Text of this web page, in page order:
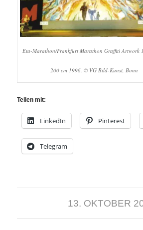
Eta-Marathon/Frankfurt Marathon Graffiti Artwork
200 cm 1996. © VG Bild-Kunst, Bonn
Teilen mit:
LinkedIn Pinterest
Telegram
13. OKTOBER